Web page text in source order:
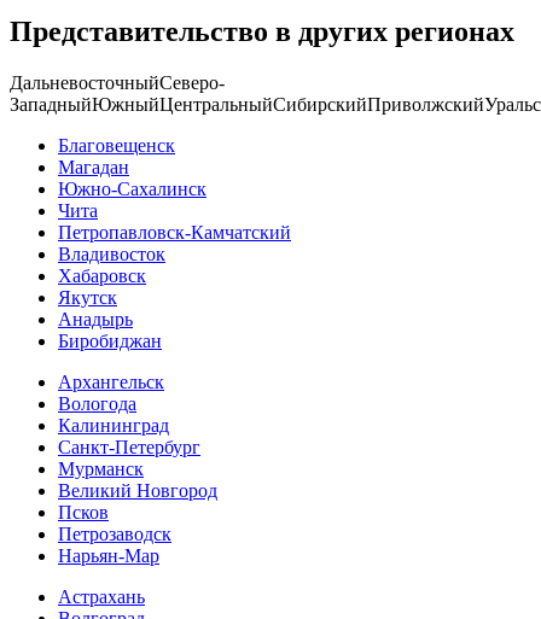
Представительство в других регионах
ДальневосточныйСеверо-
ЗападныйЮжныйЦентральныйСибирскийПриволжский
Благовещенск
Магадан
Южно-Сахалинск
Чита
Петропавловск-Камчатский
Владивосток
Хабаровск
Якутск
Анадырь
Биробиджан
Архангельск
Вологода
Калининград
Санкт-Петербург
Мурманск
Великий Новгород
Псков
Петрозаводск
Нарьян-Мар
Астрахань